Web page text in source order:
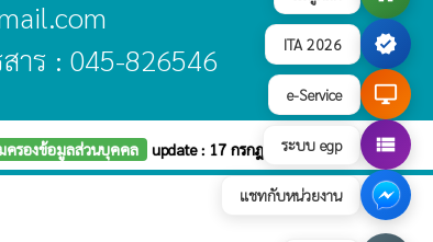
ITA 2026 verified
e-Service desktop_windows
ระบบ egp view_list
แชทกับหน่วยงาน
าร : 045-826546
ครองข้อมูลส่วนบุคคล update : 17 กรกฎาคม 2569